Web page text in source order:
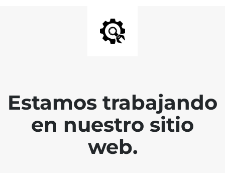
Estamos trabajando
en nuestro sitio
web.